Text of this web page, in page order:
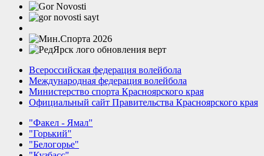
Всероссийская федерация волейбола
Международная федерация волейбола
Министерство спорта Красноярского края
Официальный сайт Правительства Красноярского края
"Факел - Ямал"
"Горький"
"Белогорье"